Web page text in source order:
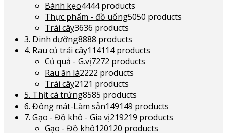
Bánh kẹo4444 products
Thực phẩm - đồ uống5050 products
Trái cây3636 products
3. Dinh dưỡng8888 products
4. Rau củ trái cây114114 products
Củ quả - G.vị7272 products
Rau ăn lá2222 products
Trái cây2121 products
5. Thịt cá trứng8585 products
6. Đông mát-Làm sẵn149149 products
7. Gạo - Đồ khô - Gia vị219219 products
Gạo - Đồ khô120120 products